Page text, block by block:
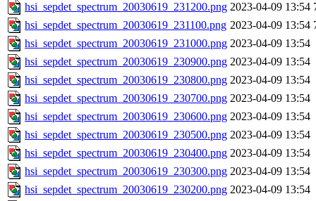
hsi_sepdet_spectrum_20030619_231200.png 2023-04-09 13:54
hsi_sepdet_spectrum_20030619_231100.png 2023-04-09 13:54
hsi_sepdet_spectrum_20030619_231000.png 2023-04-09 13:54
hsi_sepdet_spectrum_20030619_230900.png 2023-04-09 13:54
hsi_sepdet_spectrum_20030619_230800.png 2023-04-09 13:54
hsi_sepdet_spectrum_20030619_230700.png 2023-04-09 13:54
hsi_sepdet_spectrum_20030619_230600.png 2023-04-09 13:54
hsi_sepdet_spectrum_20030619_230500.png 2023-04-09 13:54
hsi_sepdet_spectrum_20030619_230400.png 2023-04-09 13:54
hsi_sepdet_spectrum_20030619_230300.png 2023-04-09 13:54
hsi_sepdet_spectrum_20030619_230200.png 2023-04-09 13:54